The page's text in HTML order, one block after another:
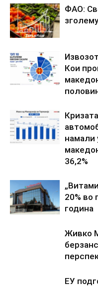
ФАО:
Кои
намали
36,2%
20% во
година
Живко
ЕУ